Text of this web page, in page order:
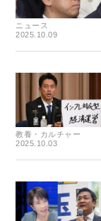
ニュース
2025.10.09
教養・カルチャー
2025.10.03